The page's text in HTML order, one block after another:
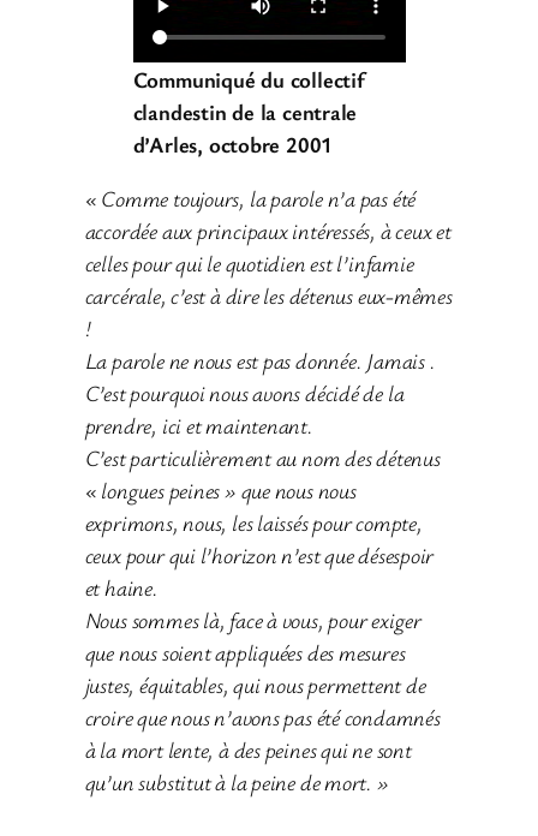
Communiqué du collectif
clandestin de la centrale
d’Arles, octobre 2001
« Comme toujours, la parole n’a pas été
accordée aux principaux intéressés, à ceux et
celles pour qui le quotidien est l’infamie
carcérale, c’est à dire les détenus eux-mêmes
!
La parole ne nous est pas donnée. Jamais .
C’est pourquoi nous avons décidé de la
prendre, ici et maintenant.
C’est particulièrement au nom des détenus
« longues peines » que nous nous
exprimons, nous, les laissés pour compte,
ceux pour qui l’horizon n’est que désespoir
et haine.
Nous sommes là, face à vous, pour exiger
que nous soient appliquées des mesures
justes, équitables, qui nous permettent de
croire que nous n’avons pas été condamnés
à la mort lente, à des peines qui ne sont
qu’un substitut à la peine de mort. »